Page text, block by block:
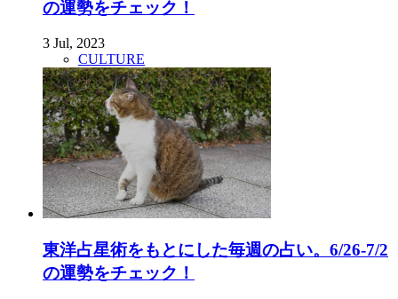
の運勢をチェック！
3 Jul, 2023
CULTURE
東洋占星術をもとにした毎週の占い。6/26-7/2
の運勢をチェック！